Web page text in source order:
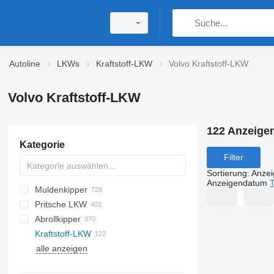
Autoline LKWs Kraftstoff-LKW Volvo Kraftstoff-LKW
Volvo Kraftstoff-LKW
Kategorie
Muldenkipper
Pritsche LKW
Abrollkipper
Kraftstoff-LKW
alle anzeigen
122
Filter
Sortierung:
Anzeigendatum